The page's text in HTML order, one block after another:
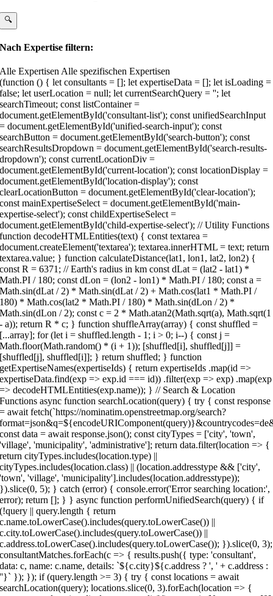
🔍
Nach Expertise filtern:
Alle Expertisen Alle spezifischen Expertisen
(function () { let consultants = []; let expertiseData = []; let isLoading = false; let userLocation = null; let currentSearchQuery = ''; let searchTimeout; const listContainer = document.getElementById('consultant-list'); const unifiedSearchInput = document.getElementById('unified-search-input'); const searchButton = document.getElementById('search-button'); const searchResultsDropdown = document.getElementById('search-results-dropdown'); const currentLocationDiv = document.getElementById('current-location'); const locationDisplay = document.getElementById('location-display'); const clearLocationButton = document.getElementById('clear-location'); const mainExpertiseSelect = document.getElementById('main-expertise-select'); const childExpertiseSelect = document.getElementById('child-expertise-select'); // Utility Functions function decodeHTMLEntities(text) { const textarea = document.createElement('textarea'); textarea.innerHTML = text; return textarea.value; } function calculateDistance(lat1, lon1, lat2, lon2) { const R = 6371; // Earth's radius in km const dLat = (lat2 - lat1) * Math.PI / 180; const dLon = (lon2 - lon1) * Math.PI / 180; const a = Math.sin(dLat / 2) * Math.sin(dLat / 2) + Math.cos(lat1 * Math.PI / 180) * Math.cos(lat2 * Math.PI / 180) * Math.sin(dLon / 2) * Math.sin(dLon / 2); const c = 2 * Math.atan2(Math.sqrt(a), Math.sqrt(1 - a)); return R * c; } function shuffleArray(array) { const shuffled = [...array]; for (let i = shuffled.length - 1; i > 0; i--) { const j = Math.floor(Math.random() * (i + 1)); [shuffled[i], shuffled[j]] = [shuffled[j], shuffled[i]]; } return shuffled; } function getExpertiseNames(expertiseIds) { return expertiseIds .map(id => expertiseData.find(exp => exp.id === id)) .filter(exp => exp) .map(exp => decodeHTMLEntities(exp.name)); } // Search & Location Functions async function searchLocation(query) { try { const response = await fetch(`https://nominatim.openstreetmap.org/search?format=json&q=${encodeURIComponent(query)}&countrycodes=de&limit=10`); const data = await response.json(); const cityTypes = ['city', 'town', 'village', 'municipality', 'administrative']; return data.filter(location => { return cityTypes.includes(location.type) || cityTypes.includes(location.class) || (location.addresstype && ['city', 'town', 'village', 'municipality'].includes(location.addresstype)); }).slice(0, 5); } catch (error) { console.error('Error searching location:', error); return []; } } async function performUnifiedSearch(query) { if (!query || query.length { return c.name.toLowerCase().includes(query.toLowerCase()) || c.city.toLowerCase().includes(query.toLowerCase()) || c.address.toLowerCase().includes(query.toLowerCase()); }).slice(0, 3); consultantMatches.forEach(c => { results.push({ type: 'consultant', data: c, name: c.name, details: `${c.city}${c.address ? ', ' + c.address : ''}` }); }); if (query.length >= 3) { try { const locations = await searchLocation(query); locations.slice(0, 3).forEach(location => { const parts = location.display_name.split(','); const cityName = parts[0] + (parts[1] ? ', ' + parts[1].trim() : ''); results.push({ type: 'location', data: location, name: cityName, details: location.display_name }); }); } catch (error) { console.error('Error searching locations:', error); } } renderSearchResults(results); } function renderSearchResults(results) { searchResultsDropdown.innerHTML = ''; if (results.length === 0) { searchResultsDropdown.style.display = 'none'; return; } results.forEach(result => { const item = document.createElement('div'); item.className = 'search-result-item'; if (result.type === 'consultant') { // Create image element for consultant const imgElement = document.createElement('img'); imgElement.src = result.data.image; imgElement.alt = result.data.name; imgElement.style.width = '40px'; imgElement.style.height = '40px'; imgElement.style.borderRadius = '4px'; imgElement.style.objectFit = 'cover'; imgElement.style.flexShrink = '0'; imgElement.onerror = function () { this.src = `https://via.placeholder.com/40x40/1d4b73/ffffff?text=${encodeURIComponent(result.data.name.charAt(0))}`; }; item.appendChild(imgElement); } else { // Keep location icon for locations const typeTag = document.createElement('div'); typeTag.className = `search-result-type ${result.type}`; typeTag.textContent = '📍'; item.appendChild(typeTag); } const content = document.createElement('div'); content.className = 'search-result-content'; const name = document.createElement('div'); name.className = 'search-result-name'; name.textContent = result.name; const details = document.createElement('div'); details.className = 'search-result-details'; details.textContent = result.details; content.appendChild(name); content.appendChild(details); item.appendChild(content); item.onclick = () => selectSearchResult(result); searchResultsDropdown.appendChild(item); }); searchResultsDropdown.style.display = 'block'; } function selectSearchResult(result) { if (result.type === 'consultant') { currentSearchQuery = result.name; unifiedSearchInput.value = result.name; searchResultsDropdown.style.display = 'none'; renderList(result.name); } else if (result.type === 'location') { selectLocation(result.data); unifiedSearchInput.value = ''; searchResultsDropdown.style.display = 'none'; } } function selectLocation(location) { userLocation = { lat: parseFloat(location.lat), lng: parseFloat(location.lon), display_name: location.display_name }; const parts = location.display_name.split(','); const cityName = parts[0] + (parts[1] ? ', ' + parts[1].trim() : ''); locationDisplay.textContent = cityName; currentLocationDiv.style.display = 'flex'; currentSearchQuery = ''; updateDistances(); } function clearLocation() { userLocation = null; currentLocationDiv.style.display = 'none'; consultants.forEach(c => c.distance = null); renderList(currentSearchQuery); } // Data & Rendering Functions async function fetchConsultants() { if (isLoading) return; isLoading = true; showLoading(); try { const response = await fetch('https://bsc-gmbh.com/wp-json/wp/v2/berater?per_page=100'); if (!response.ok) throw new Error(`HTTP error! status: ${response.status}`); const data = await response.json(); consultants = data.map(c => ({ name: c.title.rendered, image: c.yoast_head_json?.og_image?.[0]?.url || `https://via.placeholder.com/150x150/1d4b73/ffffff?text=${encodeURIComponent(c.title.rendered.charAt(0))}`, link: c.link, id: c.id, address: c.acf?.['berater-anschrift'] || '', city: c.acf?.['berater-ort'] || '', subtitle: c.acf?.['experte_fuer'] || 'BSC | Die Finanzberater', latitude: c.acf?.openstreetmap?.lat || null, longitude: c.acf?.openstreetmap?.lng || null, expertise: (c.expertise || []).map(id => parseInt(id)).filter(id => !isNaN(id)), distance: null })); // Randomize the order of consultants on initial load consultants = shuffleArray(consultants); renderList(); } catch (error) { console.error('Fehler beim Laden der Berater:', error); showError('Fehler beim Laden der Berater. Bitte versuchen Sie es später erneut.');